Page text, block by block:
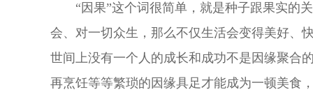
“因果”这个词很简单，就是种子跟果实的
会、对一切众生，那么不仅生活会变得美好、
世间上没有一个人的成长和成功不是因缘聚合
再烹饪等等繁琐的因缘具足才能成为一顿美食